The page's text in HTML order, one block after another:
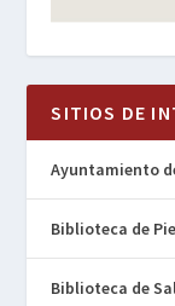
SITIOS DE
Ayuntamiento
Biblioteca de
Biblioteca de